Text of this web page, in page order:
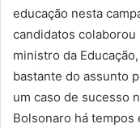
educação nesta
candidatos colaborou
ministro da
bastante do assunto
um caso de sucesso
Bolsonaro há tempos